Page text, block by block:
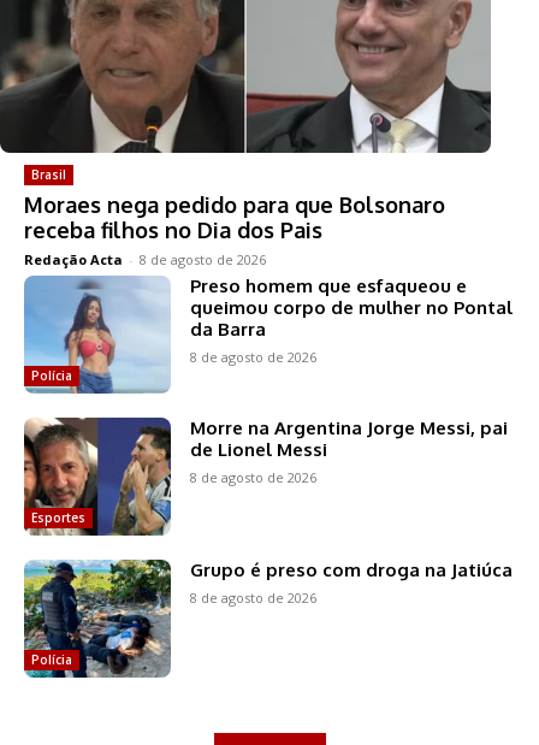
Brasil
Moraes nega pedido para que Bolsonaro
receba filhos no Dia dos Pais
Redação Acta - 8 de agosto de 2026
Polícia
Preso homem que esfaqueou e
queimou corpo de mulher no Pontal
da Barra
8 de agosto de 2026
Esportes
Morre na Argentina Jorge Messi, pai
de Lionel Messi
8 de agosto de 2026
Polícia
Grupo é preso com droga na Jatiúca
8 de agosto de 2026